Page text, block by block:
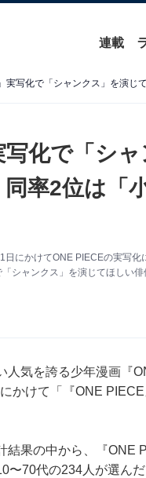
連載
写化で「シ
率2位は「
にかけてONE PIECEの実写
シャンクス」を演じてほしい
人気を誇る少年漫画『
かけて「『ONE
結果の中から、『ONE
〜70代の234人が選ん